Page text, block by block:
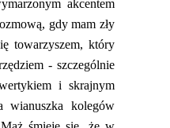
akcentem
wą, gdy mam zły
towarzyszem, który
- szczególnie
i skrajnym
wianuszka kolegów